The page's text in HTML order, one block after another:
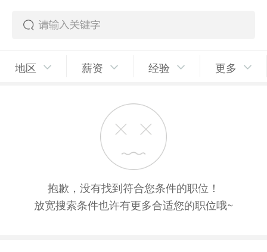
地区 薪资 经验 更多
抱歉，没有找到符合您条件的职位！
放宽搜索条件也许有更多合适您的职位哦~